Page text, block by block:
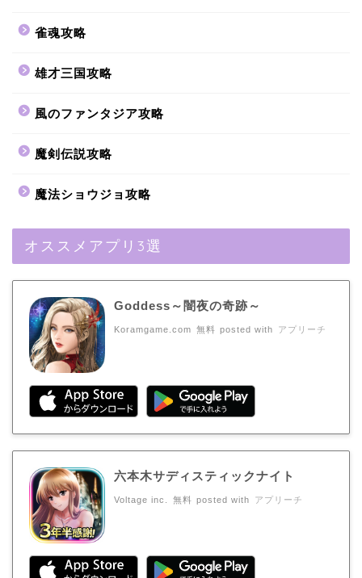
雀魂攻略
雄才三国攻略
風のファンタジア攻略
魔剣伝説攻略
魔法ショウジョ攻略
オススメアプリ3選
Goddess～闇夜の奇跡～
Koramgame.com 無料 posted with アプリーチ
六本木サディスティックナイト
Voltage inc. 無料 posted with アプリーチ